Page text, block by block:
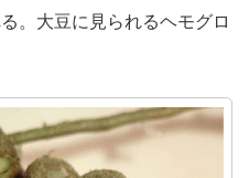
。大豆に見られるヘモグロ